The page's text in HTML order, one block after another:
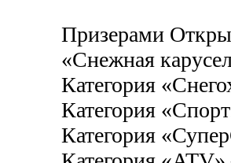
Призерами
«Снежная
Категория
Категория
Категория